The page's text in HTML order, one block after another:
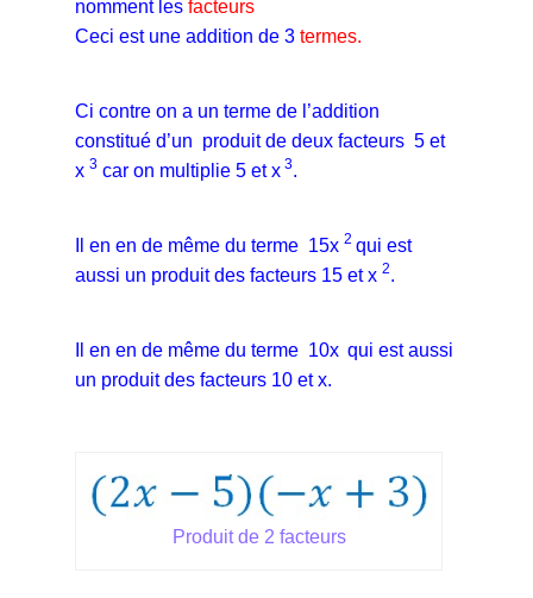
nomment les facteurs
Ceci est une addition de 3 termes.
Ci contre on a un terme de l’addition
constitué d’un produit de deux facteurs 5 et
x 3car on multiplie 5 et x 3.
Il en en de même du terme 15x 2 qui est
aussi un produit des facteurs 15 et x 2.
Il en en de même du terme 10x qui est aussi
un produit des facteurs 10 et x.
Produit de 2 facteurs